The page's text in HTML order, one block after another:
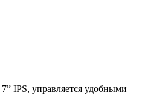
IPS, управляется удобными